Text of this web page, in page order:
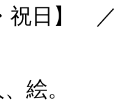
・祝日】
絵。